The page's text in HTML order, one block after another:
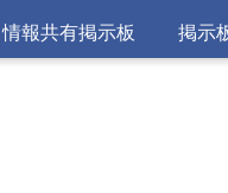
情報共有掲示板 掲示